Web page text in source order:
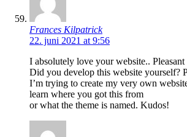
Frances Kilpatrick
22. juni 2021 at 9:56
I absolutely love your website..
Did you develop this website yourself?
I’m trying to create my very own
learn where you got this from
or what the theme is named. Kudos!